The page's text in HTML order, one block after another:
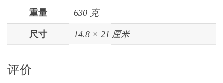
重量 630 克
尺寸 14.8 × 21 厘米
评价